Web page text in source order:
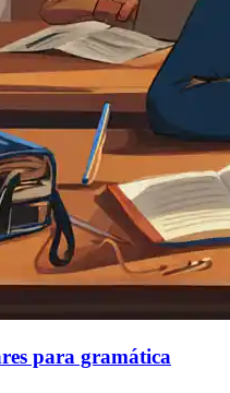
para gramática